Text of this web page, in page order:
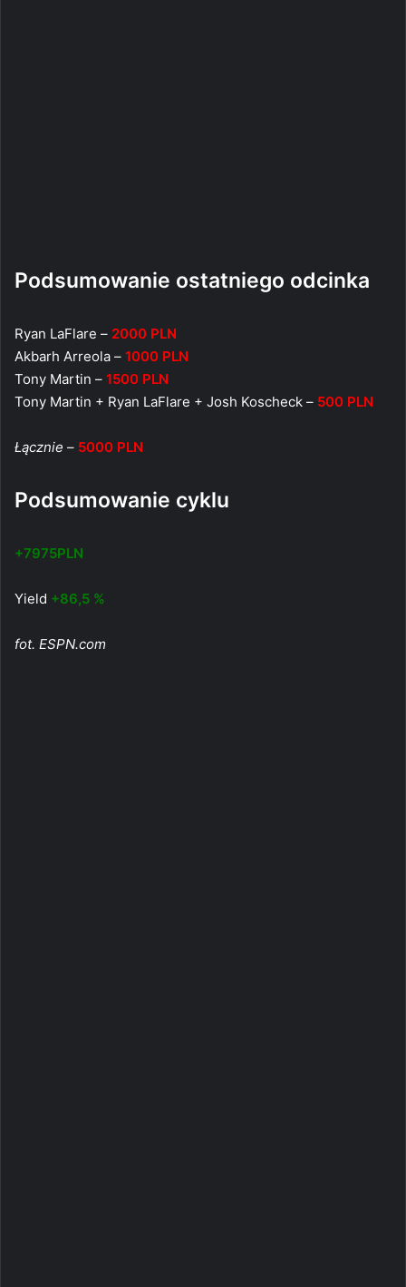
Podsumowanie ostatniego odcinka
Ryan LaFlare – 2000 PLN
Akbarh Arreola – 1000 PLN
Tony Martin – 1500 PLN
Tony Martin + Ryan LaFlare + Josh Koscheck – 500 PLN
Łącznie – 5000 PLN
Podsumowanie cyklu
+7975PLN
Yield +86,5 %
fot. ESPN.com